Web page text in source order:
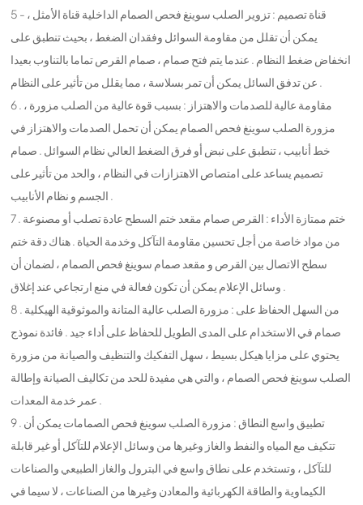
5 - قناة تصميم : تزوير الصلب سوينغ فحص الصمام الداخلية قناة الأمثل ،
يمكن أن تقلل من مقاومة السوائل وفقدان الضغط ، بحيث تنطبق على
انخفاض ضغط النظام . عندما يتم فتح صمام ، صمام القرص تماما بالتناوب بعيدا
عن تدفق السائل يمكن أن تمر بسلاسة ، مما يقلل من تأثير على النظام .
6 . مقاومة عالية للصدمات والاهتزاز : بسبب قوة عالية من الصلب مزورة ،
مزورة الصلب سوينغ فحص الصمام يمكن أن تحمل الصدمات والاهتزاز في
خط أنابيب ، تنطبق على نبض أو فرق الضغط العالي نظام السوائل . صمام
تصميم يساعد على امتصاص الاهتزازات في النظام ، والحد من تأثير على
الجسم و نظام الأنابيب .
7 . ختم ممتازة الأداء : القرص صمام مقعد ختم السطح عادة تصلب أو مصنوعة
من مواد خاصة من أجل تحسين مقاومة التآكل وخدمة الحياة . هناك دقة ختم
سطح الاتصال بين القرص و مقعد صمام سوينغ فحص الصمام ، لضمان أن
وسائل الإعلام يمكن أن تكون فعالة في منع ارتجاعي عند إغلاق .
8 . من السهل الحفاظ على : مزورة الصلب عالية المتانة والموثوقية الهيكلية
صمام في الاستخدام على المدى الطويل للحفاظ على أداء جيد . فائدة نموذج
يحتوي على مزايا هيكل بسيط ، سهل التفكيك والتنظيف والصيانة من مزورة
الصلب سوينغ فحص الصمام ، والتي هي مفيدة للحد من تكاليف الصيانة وإطالة
عمر خدمة المعدات .
9 . تطبيق واسع النطاق : مزورة الصلب سوينغ فحص الصمامات يمكن أن
تتكيف مع المياه والنفط والغاز وغيرها من وسائل الإعلام للتآكل أو غير قابلة
للتآكل ، وتستخدم على نطاق واسع في البترول والغاز الطبيعي والصناعات
الكيماوية والطاقة الكهربائية والمعادن وغيرها من الصناعات ، لا سيما في